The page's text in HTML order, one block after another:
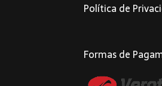
Política de
Formas de